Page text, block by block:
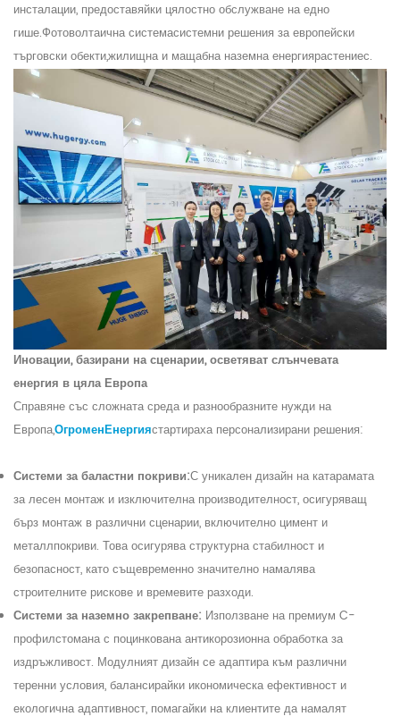
инсталации, предоставяйки цялостно обслужване на едно
гише.Фотоволтаична системасистемни решения за европейски
търговски обекти,жилищна и мащабна наземна енергиярастениес.
Иновации, базирани на сценарии, осветяват слънчевата
енергия в цяла Европа
Справяне със сложната среда и разнообразните нужди на
Европа,ОгроменЕнергиястартираха персонализирани решения:
Системи за баластни покриви:С уникален дизайн на катарамата
за лесен монтаж и изключителна производителност, осигуряващ
бърз монтаж в различни сценарии, включително цимент и
металлпокриви. Това осигурява структурна стабилност и
безопасност, като същевременно значително намалява
строителните рискове и времевите разходи.
Системи за наземно закрепване: Използване на премиум C-
профилстомана с поцинкована антикорозионна обработка за
издръжливост. Модулният дизайн се адаптира към различни
теренни условия, балансирайки икономическа ефективност и
екологична адаптивност, помагайки на клиентите да намалят